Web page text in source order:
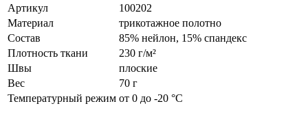
Артикул
100202
Материал
трикотажное полотно
Состав
85% нейлон, 15% спандекс
Плотность ткани
230 г/м²
Швы
плоские
Вес
70 г
Температурный режим от 0 до -20 °С